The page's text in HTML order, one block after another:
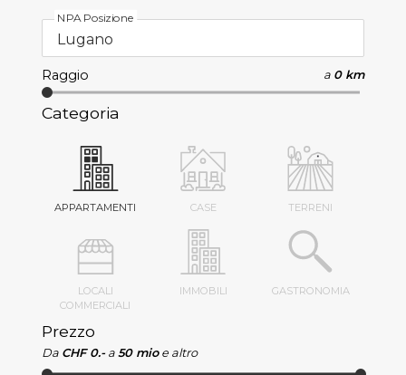
NPA Posizione
Raggio a 0 km
Categoria
APPARTAMENTI CASE TERRENI
LOCALI
COMMERCIALI
IMMOBILI GASTRONOMIA
Prezzo
Da CHF 0.- a 50 mio e altro